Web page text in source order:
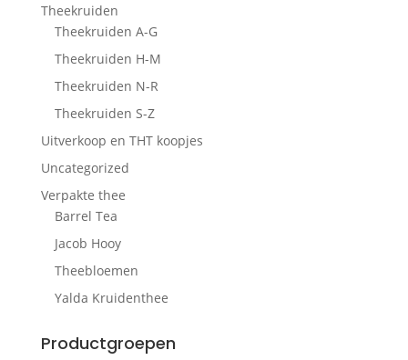
Theekruiden
Theekruiden A-G
Theekruiden H-M
Theekruiden N-R
Theekruiden S-Z
Uitverkoop en THT koopjes
Uncategorized
Verpakte thee
Barrel Tea
Jacob Hooy
Theebloemen
Yalda Kruidenthee
Productgroepen